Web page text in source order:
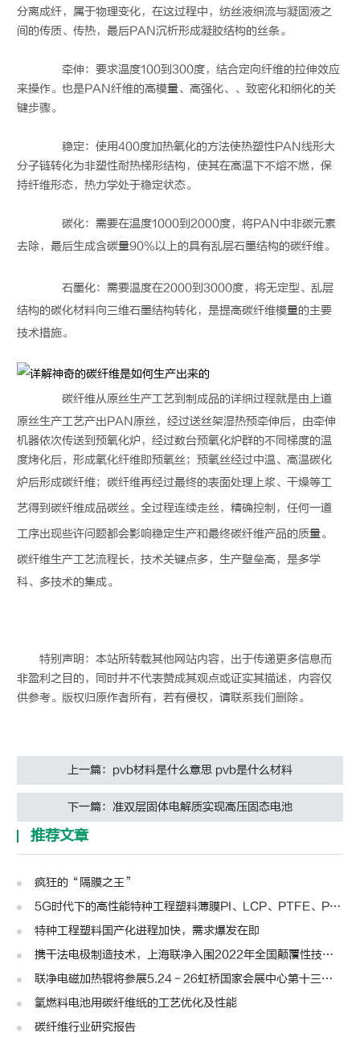
分离成纤，属于物理变化，在这过程中，纺丝液细流与凝固液之
间的传质、传热，最后PAN沉析形成凝胶结构的丝条。
牵伸：要求温度100到300度，结合定向纤维的拉伸效应
来操作。也是PAN纤维的高模量、高强化、、致密化和细化的关
键步骤。
稳定：使用400度加热氧化的方法使热塑性PAN线形大
分子链转化为非塑性耐热梯形结构，使其在高温下不熔不燃，保
持纤维形态，热力学处于稳定状态。
碳化：需要在温度1000到2000度，将PAN中非碳元素
去除，最后生成含碳量90%以上的具有乱层石墨结构的碳纤维。
石墨化：需要温度在2000到3000度，将无定型、乱层
结构的碳化材料向三维石墨结构转化，是提高碳纤维模量的主要
技术措施。
碳纤维从原丝生产工艺到制成品的详细过程就是由上道
原丝生产工艺产出PAN原丝，经过送丝架湿热预牵伸后，由牵伸
机器依次传送到预氧化炉，经过数台预氧化炉群的不同梯度的温
度烤化后，形成氧化纤维即预氧丝；预氧丝经过中温、高温碳化
炉后形成碳纤维；碳纤维再经过最终的表面处理上浆、干燥等工
艺得到碳纤维成品碳丝。全过程连续走丝，精确控制，任何一道
工序出现些许问题都会影响稳定生产和最终碳纤维产品的质量。
碳纤维生产工艺流程长，技术关键点多，生产壁垒高，是多学
科、多技术的集成。
特别声明：本站所转载其他网站内容，出于传递更多信息而
非盈利之目的，同时并不代表赞成其观点或证实其描述，内容仅
供参考。版权归原作者所有，若有侵权，请联系我们删除。
上一篇：pvb材料是什么意思 pvb是什么材料
下一篇：准双层固体电解质实现高压固态电池
推荐文章
疯狂的“隔膜之王”
5G时代下的高性能特种工程塑料薄膜PI、LCP、PTFE、PPS、PEEK、PEN
特种工程塑料国产化进程加快，需求爆发在即
携干法电极制造技术，上海联净入围2022年全国颠覆性技术创新大赛
联净电磁加热辊将参展5.24－26虹桥国家会展中心第十三届模切展
氢燃料电池用碳纤维纸的工艺优化及性能
碳纤维行业研究报告